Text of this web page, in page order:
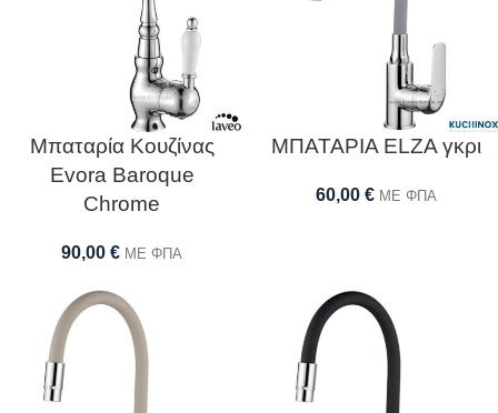
Μπαταρία Κουζίνας
Evora Baroque
Chrome
90,00 € ΜΕ ΦΠΑ
ΜΠΑΤΑΡΙΑ ELZA γκρι
60,00 € ΜΕ ΦΠΑ